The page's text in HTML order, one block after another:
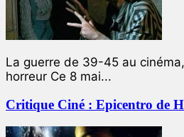
La guerre de 39-45 au
horreur Ce 8 mai...
Critique Ciné : Epicentro de